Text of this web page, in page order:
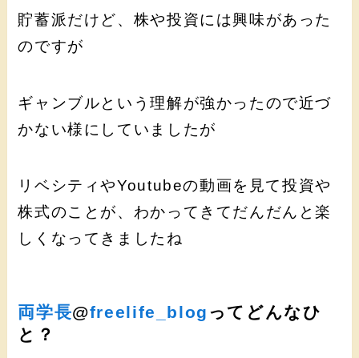
貯蓄派だけど、株や投資には興味があった
のですが
ギャンブルという理解が強かったので近づ
かない様にしていましたが
リベシティやYoutubeの動画を見て投資や
株式のことが、わかってきてだんだんと楽
しくなってきましたね
両学長@freelife_blog ってどんなひ
と？